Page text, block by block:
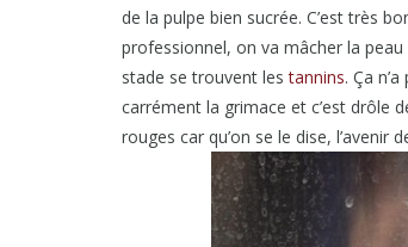
de la pulpe bien sucrée. C’est très
professionnel, on va mâcher la
stade se trouvent lestannins. Ça
carrément la grimace et c’est drôle
rouges car qu’on se le dise, l’avenir